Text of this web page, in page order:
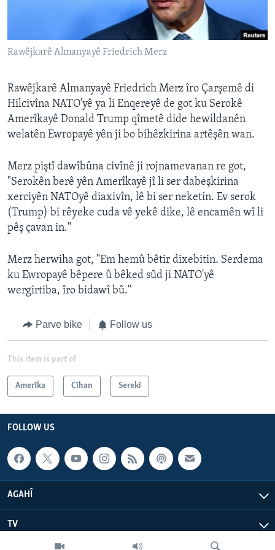
SORANÎ
Learning English
FOLLOW US
Zimanên Din
Rawêjkarê Almanyayê Friedrich Merz
Rawêjkarê Almanyayê Friedrich Merz îro Çarşemê di
Hilcivîna NATO'yê ya li Enqereyê de got ku Serokê
Amerîkayê Donald Trump qîmetê dide hewildanên
welatên Ewropayê yên ji bo bihêzkirina artêşên wan.
Merz piştî dawîbûna civînê ji rojnamevanan re got,
"Serokên berê yên Amerîkayê jî li ser dabeşkirina
xerciyên NATOyê diaxivîn, lê bi ser neketin. Ev serok
(Trump) bi rêyeke cuda vê yekê dike, lê encamên wî li
pêş çavan in."
Merz herwiha got, "Em hemû bêtir dixebitin. Serdema
ku Ewropayê bêpere û bêked sûd ji NATO'yê
wergirtiba, îro bidawî bû."
Parve bike Follow us
This item is part of
Amerîka Cîhan Serekî
FOLLOW US
AGAHÎ
TV